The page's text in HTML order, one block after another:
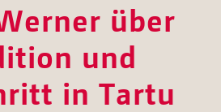
über
und
in Tartu